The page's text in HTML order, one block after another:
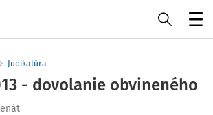
Judikatúra
- dovolanie obvineného